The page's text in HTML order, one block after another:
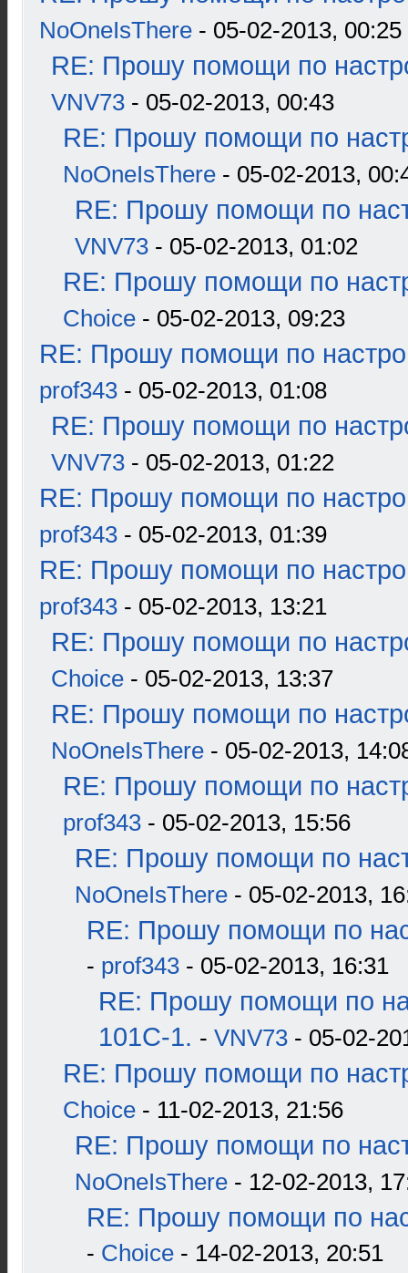
NoOneIsThere - 05-02-2013, 00:25
RE: Прошу помощи по
VNV73 - 05-02-2013, 00:43
RE: Прошу помощи по
NoOneIsThere - 05-02-2013,
RE: Прошу помощи по
VNV73 - 05-02-2013, 01:02
RE: Прошу помощи по
Choice - 05-02-2013, 09:23
RE: Прошу помощи по
prof343 - 05-02-2013, 01:08
RE: Прошу помощи по
VNV73 - 05-02-2013, 01:22
RE: Прошу помощи по
prof343 - 05-02-2013, 01:39
RE: Прошу помощи по
prof343 - 05-02-2013, 13:21
RE: Прошу помощи по
Choice - 05-02-2013, 13:37
RE: Прошу помощи по
NoOneIsThere - 05-02-2013,
RE: Прошу помощи по
prof343 - 05-02-2013, 15:56
RE: Прошу помощи по
NoOneIsThere - 05-02-2013,
RE: Прошу помощи по
- prof343 - 05-02-2013, 16:31
RE: Прошу помощи по
101С-1. - VNV73 - 05-02-
RE: Прошу помощи по
Choice - 11-02-2013, 21:56
RE: Прошу помощи по
NoOneIsThere - 12-02-2013,
RE: Прошу помощи по
- Choice - 14-02-2013, 20:51